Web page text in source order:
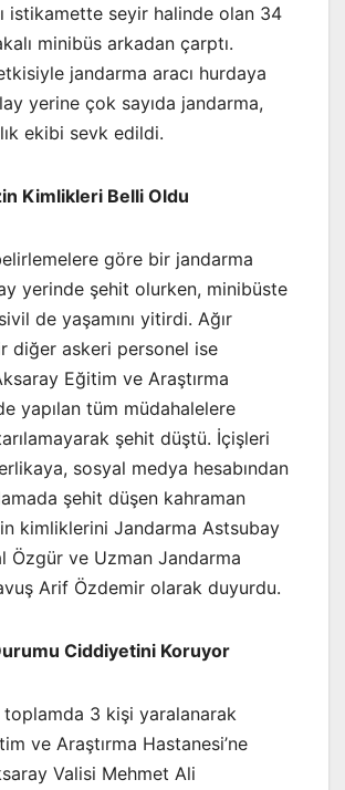
istikamette seyir halinde olan 34
minibüs arkadan çarptı.
jandarma aracı hurdaya
yerine çok sayıda jandarma,
ekibi sevk edildi.
Kimlikleri Belli Oldu
göre bir jandarma
yerinde şehit olurken, minibüste
de yaşamını yitirdi. Ağır
diğer askeri personel ise
Eğitim ve Araştırma
yapılan tüm müdahalelere
şehit düştü. İçişleri
sosyal medya hesabından
şehit düşen kahraman
kimliklerini Jandarma Astsubay
Özgür ve Uzman Jandarma
Arif Özdemir olarak duyurdu.
Ciddiyetini Koruyor
toplamda 3 kişi yaralanarak
ve Araştırma Hastanesi’ne
Valisi Mehmet Ali